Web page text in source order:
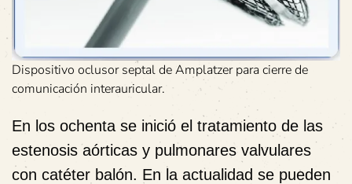
Dispositivo oclusor septal de Amplatzer para cierre de
comunicación interauricular.
En los ochenta se inició el tratamiento de las
estenosis aórticas y pulmonares valvulares
con catéter balón. En la actualidad se pueden